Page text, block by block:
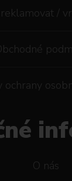
/
ochrany
O nás